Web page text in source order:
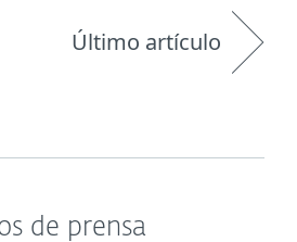
Último artículo
de prensa